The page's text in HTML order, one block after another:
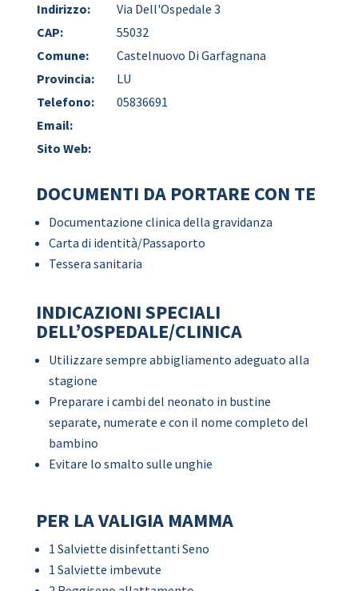
Indirizzo:
Via Dell'Ospedale 3
CAP:
55032
Comune:
Castelnuovo Di Garfagnana
Provincia:
LU
Telefono:
05836691
Email:
Sito Web:
DOCUMENTI DA PORTARE CON TE
Documentazione clinica della gravidanza
Carta di identità/Passaporto
Tessera sanitaria
INDICAZIONI SPECIALI
DELL’OSPEDALE/CLINICA
Utilizzare sempre abbigliamento adeguato alla
stagione
Preparare i cambi del neonato in bustine
separate, numerate e con il nome completo del
bambino
Evitare lo smalto sulle unghie
PER LA VALIGIA MAMMA
1 Salviette disinfettanti Seno
1 Salviette imbevute